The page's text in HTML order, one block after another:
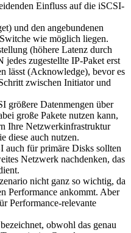
Einfluss auf die iSCSI-
und den angebundenen
wie möglich liegen.
(höhere Latenz durch
zugestellte IP-Paket erst
lässt (Acknowledge), bevor es
zwischen Initiator und
größere Datenmengen über
große Pakete nutzen kann,
Ihre Netzwerkinfrastruktur
diese auch nutzen.
auch für primäre Disks sollten
Netzwerk nachdenken, das
nicht ganz so wichtig, da
Performance ankommt. Aber
Performance-relevante
obwohl das genau